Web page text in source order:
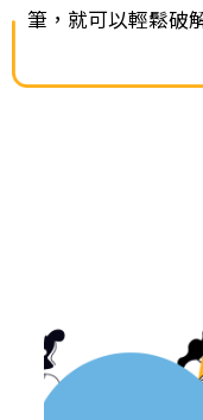
筆，就可以輕鬆破